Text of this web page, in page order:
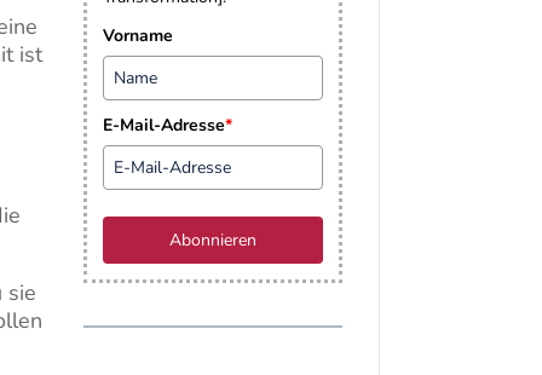
ist
sie
Vorname
E-Mail-Adresse*
Abonnieren